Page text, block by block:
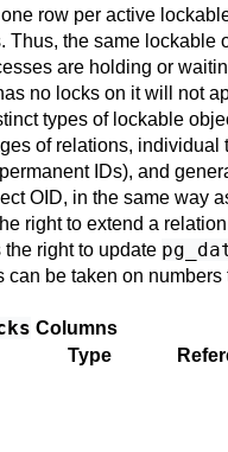
row per active
Thus, the same lockable
are holding or
no locks on it will not
types of lockable
of relations, individual
IDs), and
OID, in the same way
right to extend a
the right to update
be taken on numbers
Columns
Type